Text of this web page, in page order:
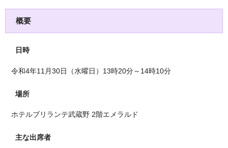
概要
日時
令和4年11月30日（水曜日）13時20分～14時10分
場所
ホテルブリランテ武蔵野 2階エメラルド
主な出席者